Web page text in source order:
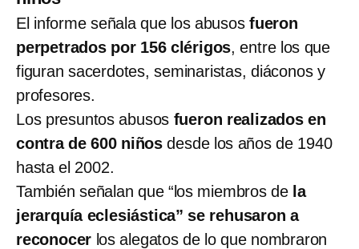
El informe señala que los abusos fueron
perpetrados por 156 clérigos, entre los que
figuran sacerdotes, seminaristas, diáconos y
profesores.
Los presuntos abusos fueron realizados en
contra de 600 niñosdesde los años de 1940
hasta el 2002.
También señalan que “los miembros de la
jerarquía eclesiástica” se rehusaron a
reconocer los alegatos de lo que nombraron